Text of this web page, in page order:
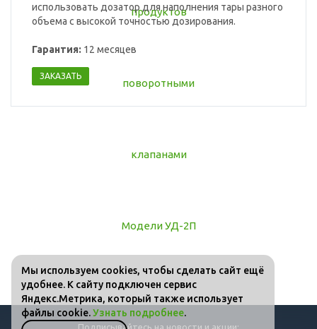
использовать дозатор для наполнения тары разного
объема с высокой точностью дозирования.
Гарантия: 12 месяцев
ЗАКАЗАТЬ
Подписывайтесь на новости и акции:
Мы используем cookies, чтобы сделать сайт ещё
удобнее. К сайту подключен сервис
Яндекс.Метрика, который также использует
файлы cookie.Узнать подробнее.